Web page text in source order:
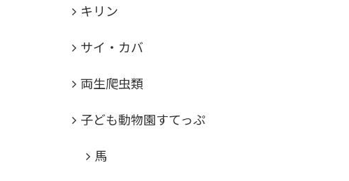
キリン
サイ・カバ
両生爬虫類
子ども動物園すてっぷ
馬